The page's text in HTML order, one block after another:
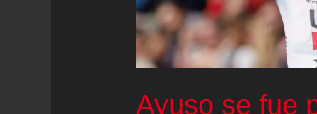
que
los
manifestantes
Ayuso se fue